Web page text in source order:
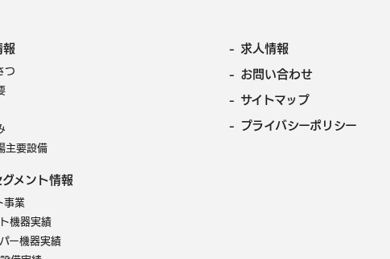
つ
主要設備
メント情報
事業
機器実績
ー機器実績
- 求人情報
- お問い合わせ
- サイトマップ
- プライバシーポリシー